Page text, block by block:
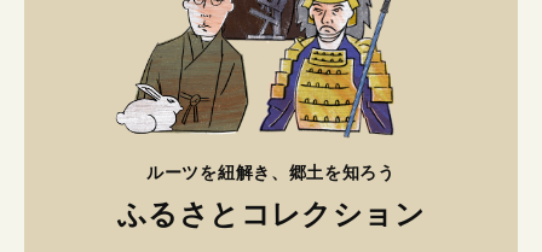
ルーツを紐解き、郷土を知ろう
ふるさとコレクション